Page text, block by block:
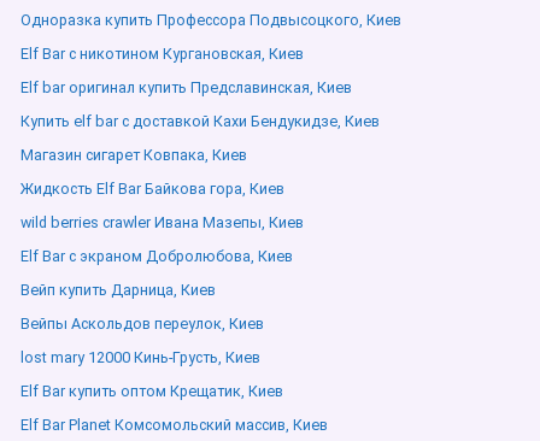
Одноразка купить Профессора Подвысоцкого, Киев
Elf Bar с никотином Кургановская, Киев
Elf bar оригинал купить Предславинская, Киев
Купить elf bar с доставкой Кахи Бендукидзе, Киев
Магазин сигарет Ковпака, Киев
Жидкость Elf Bar Байкова гора, Киев
wild berries crawler Ивана Мазепы, Киев
Elf Bar с экраном Добролюбова, Киев
Вейп купить Дарница, Киев
Вейпы Аскольдов переулок, Киев
lost mary 12000 Кинь-Грусть, Киев
Elf Bar купить оптом Крещатик, Киев
Elf Bar Planet Комсомольский массив, Киев